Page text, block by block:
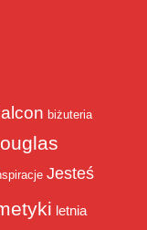
biżuteria
Jesteś
letnia